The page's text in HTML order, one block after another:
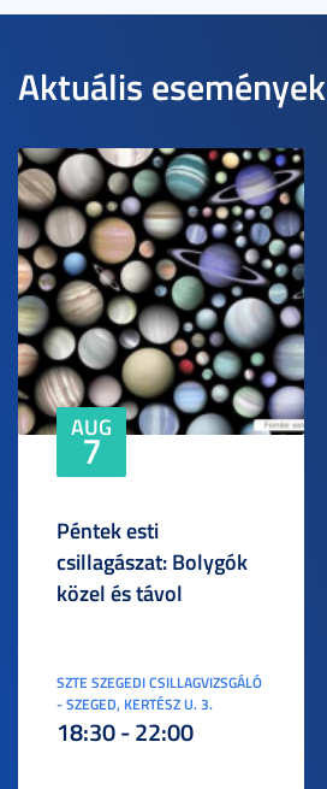
Aktuális események
AUG
7
Péntek esti
csillagászat: Bolygók
közel és távol
SZTE SZEGEDI CSILLAGVIZSGÁLÓ
- SZEGED, KERTÉSZ U. 3.
18:30 - 22:00